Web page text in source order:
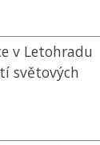
v Letohradu
světových